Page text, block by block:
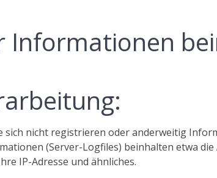
Informationen
sich nicht registrieren oder anderweitig
(Server-Logfiles) beinhalten etwa
IP-Adresse und ähnliches.